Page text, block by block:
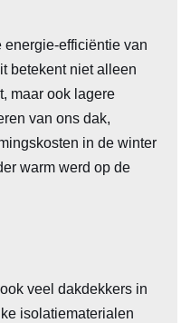
energie-efficiëntie van
betekent niet alleen
maar ook lagere
van ons dak,
in de winter
warm werd op de
veel dakdekkers in
isolatiematerialen